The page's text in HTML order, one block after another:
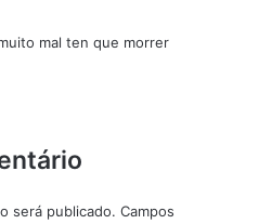
mal ten que morrer
será publicado. Campos